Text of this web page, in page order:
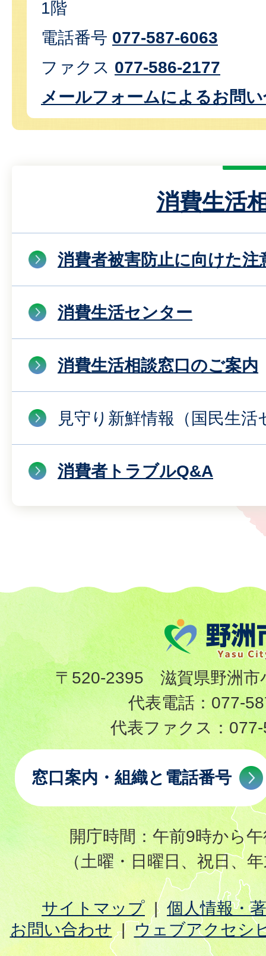
1階
電話番号 077-587-6063
ファクス 077-586-2177
メールフォームによるお問
消費生活
消費者被害防止に向けた注
消費生活センター
消費生活相談窓口のご案内
見守り新鮮情報（国民生活
消費者トラブルQ&A
〒520-2395 滋賀県野洲市
代表電話： 077-
代表ファクス：
窓口案内・組織と電話番号
開庁時間：午前9時から
（土曜・日曜日、祝日、
サイトマップ
個人情報・
お問い合わせ
ウェブアクセシ